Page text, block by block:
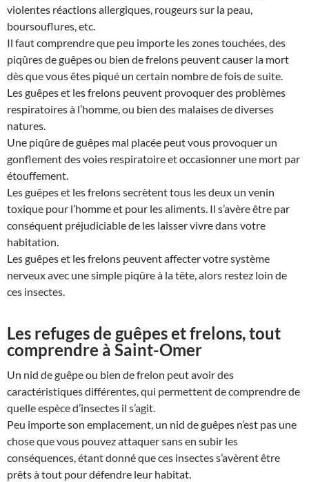
violentes réactions allergiques, rougeurs sur la peau,
boursouflures, etc.
Il faut comprendre que peu importe les zones touchées, des
piqûres de guêpes ou bien de frelons peuvent causer la mort
dès que vous êtes piqué un certain nombre de fois de suite.
Les guêpes et les frelons peuvent provoquer des problèmes
respiratoires à l’homme, ou bien des malaises de diverses
natures.
Une piqûre de guêpes mal placée peut vous provoquer un
gonflement des voies respiratoire et occasionner une mort par
étouffement.
Les guêpes et les frelons secrètent tous les deux un venin
toxique pour l’homme et pour les aliments. Il s’avère être par
conséquent préjudiciable de les laisser vivre dans votre
habitation.
Les guêpes et les frelons peuvent affecter votre système
nerveux avec une simple piqûre à la tête, alors restez loin de
ces insectes.
Les refuges de guêpes et frelons, tout
comprendre à Saint-Omer
Un nid de guêpe ou bien de frelon peut avoir des
caractéristiques différentes, qui permettent de comprendre de
quelle espèce d’insectes il s’agit.
Peu importe son emplacement, un nid de guêpes n’est pas une
chose que vous pouvez attaquer sans en subir les
conséquences, étant donné que ces insectes s’avèrent être
prêts à tout pour défendre leur habitat.